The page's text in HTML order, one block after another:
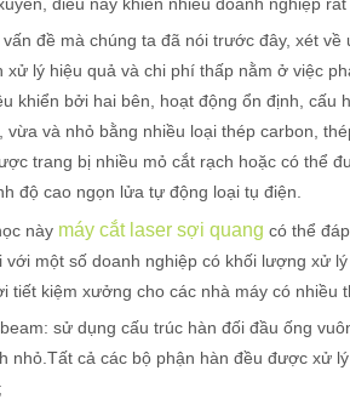
cầm tay đã nổi lên như một thiết bị thay
vấn đề mà chúng ta đã nói trước đây, xét
xử lý hiệu quả và chi phí thấp nằm ở việc
khiển bởi hai bên, hoạt động ổn định, cấu
vừa và nhỏ bằng nhiều loại thép carbon,
trang bị nhiều mỏ cắt rạch hoặc có thể
độ cao ngọn lửa tự động loại tụ điện.
này máy cắt laser sợi quang có thể
với một số doanh nghiệp có khối lượng xử
tiết kiệm xưởng cho các nhà máy có nhiều
sử dụng cấu trúc hàn đối đầu ống
nhỏ.Tất cả các bộ phận hàn đều được xử